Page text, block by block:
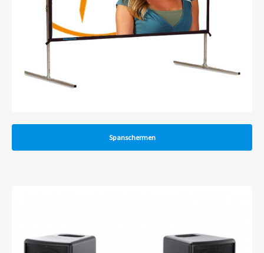
Spanschermen